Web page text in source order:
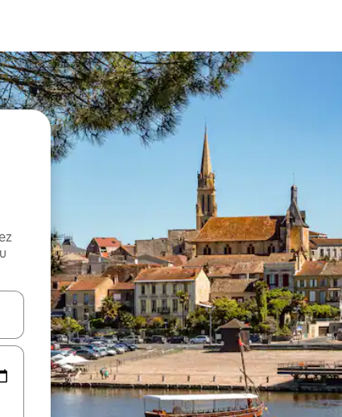
vers le haut et vers le bas pour les parcourir ou en appuyant et